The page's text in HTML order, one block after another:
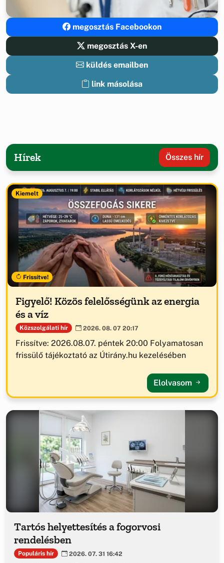
megosztás Facebookon
megosztás X-en
küldés emailben
link másolása
Hírek Összes hír
Kiemelt
Frissítve!
Figyelő! Közös felelősségünk az energia
és a víz
Közszolgálati hír 2026. 08. 07 20:17
Frissítve: 2026.08.07. péntek 20:00 Folyamatosan
frissülő tájékoztató az Útirány.hu kezelésében
Elolvasom
Tartós helyettesítés a fogorvosi
rendelésben
Populáris hír 2026. 07. 31 16:42